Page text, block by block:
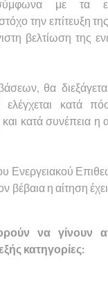
με τα
την επίτευξη
βελτίωση της
θα
κατά
και κατά συνέπεια η
Ενεργειακού
η αίτηση έχει
να γίνουν
κατηγορίες: